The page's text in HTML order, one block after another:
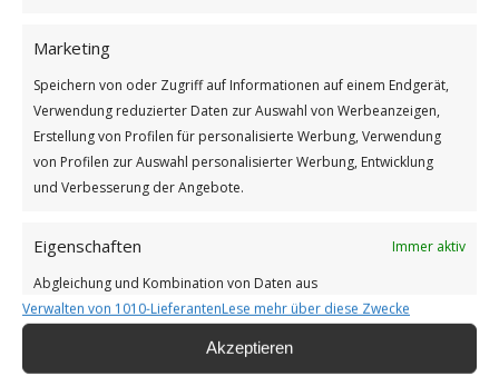
Marketing
Speichern von oder Zugriff auf Informationen auf einem Endgerät,
Verwendung reduzierter Daten zur Auswahl von Werbeanzeigen,
Erstellung von Profilen für personalisierte Werbung, Verwendung
von Profilen zur Auswahl personalisierter Werbung, Entwicklung
und Verbesserung der Angebote.
Eigenschaften
Immer aktiv
Abgleichung und Kombination von Daten aus
unterschiedlichen Quellen, Verknüpfung verschiedener
automatisch übermittelter Informationen.
Verwalten von 1010-LieferantenLese mehr über diese Zwecke
Akzeptieren
Unsere Cookie-Richtlinie (EU)
🔴 Als Amazon-Partner verdiene ich an qualifizierten
Verkäufen. 🔴